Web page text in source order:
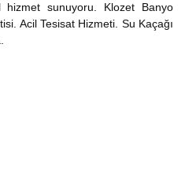
hizmet sunuyoru. Klozet Banyo
Acil Tesisat Hizmeti. Su Kaçağı